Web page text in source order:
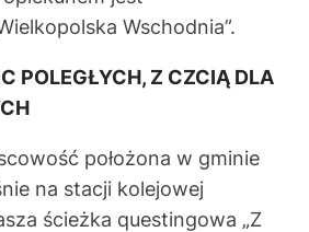
Wschodnia”.
POLEGŁYCH, Z CZCIĄ DLA
położona w gminie
na stacji kolejowej
ścieżka questingowa „Z